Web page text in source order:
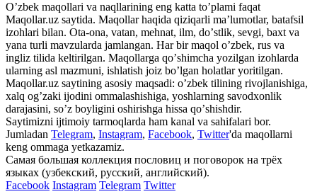
Oʼzbek maqollari va naqllarining eng katta toʼplami faqat
Maqollar.uz saytida. Maqollar haqida qiziqarli maʼlumotlar, batafsil
izohlari bilan. Ota-ona, vatan, mehnat, ilm, doʼstlik, sevgi, baxt va
yana turli mavzularda jamlangan. Har bir maqol oʼzbek, rus va
ingliz tilida keltirilgan. Maqollarga qoʼshimcha yozilgan izohlarda
ularning asl mazmuni, ishlatish joiz boʼlgan holatlar yoritilgan.
Maqollar.uz saytining asosiy maqsadi: oʼzbek tilining rivojlanishiga,
xalq ogʼzaki ijodini ommalashishiga, yoshlarning savodxonlik
darajasini, soʼz boyligini oshirishga hissa qoʼshishdir.
Saytimizni ijtimoiy tarmoqlarda ham kanal va sahifalari bor.
Jumladan Telegram, Instagram, Facebook, Twitter'da maqollarni
keng ommaga yetkazamiz.
Самая большая коллекция пословиц и поговорок на трёх
языках (узбекский, русский, английский).
Facebook Instagram Telegram Twitter